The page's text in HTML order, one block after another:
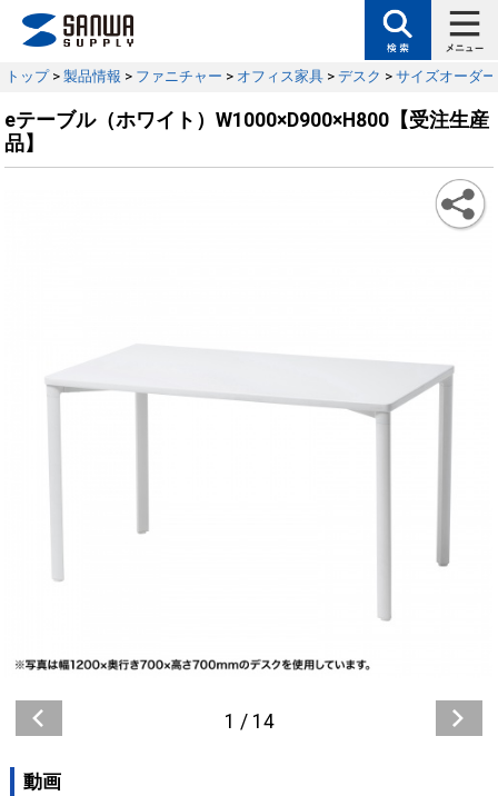
トップ> 製品情報 > ファニチャー > オフィス家具 > デスク > サイズオーダ
eテーブル（ホワイト）W1000×D900×H800【受注生産
品】
1 / 14
動画